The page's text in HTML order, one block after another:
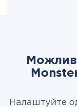
Налаштуйте